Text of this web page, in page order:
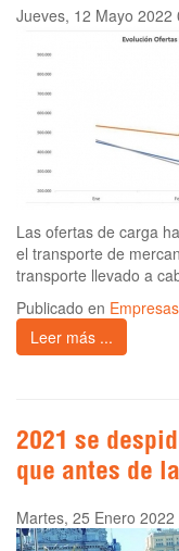
Jueves, 12 Mayo 2022
Las ofertas de carga
el transporte de
transporte llevado a
Publicado en
Leer más ...
2021 se
que antes de
Martes, 25 Enero 2022